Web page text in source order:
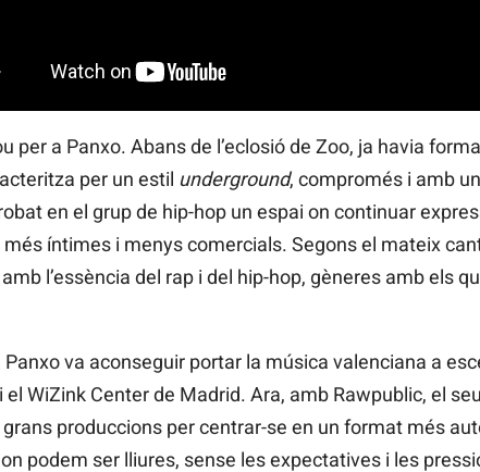
per a Panxo. Abans de l’eclosió de Zoo, ja havia
per un estil underground, compromés i amb
en el grup de hip-hop un espai on continuar
íntimes i menys comercials. Segons el mateix
l’essència del rap i del hip-hop, gèneres amb els
va aconseguir portar la música valenciana a
el WiZink Center de Madrid. Ara, amb Rawpublic, el
produccions per centrar-se en un format més
podem ser lliures, sense les expectatives i les